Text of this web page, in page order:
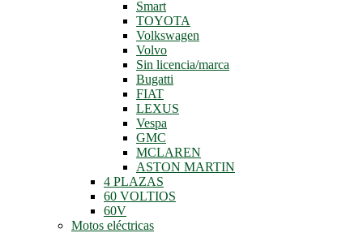
Smart
TOYOTA
Volkswagen
Volvo
Sin licencia/marca
Bugatti
FIAT
LEXUS
Vespa
GMC
MCLAREN
ASTON MARTIN
4 PLAZAS
60 VOLTIOS
60V
Motos eléctricas